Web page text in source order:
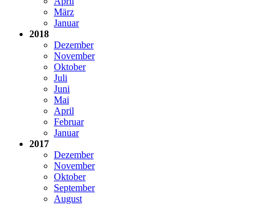
März
Januar
2018
Dezember
November
Oktober
Juli
Juni
Mai
April
Februar
Januar
2017
Dezember
November
Oktober
September
August